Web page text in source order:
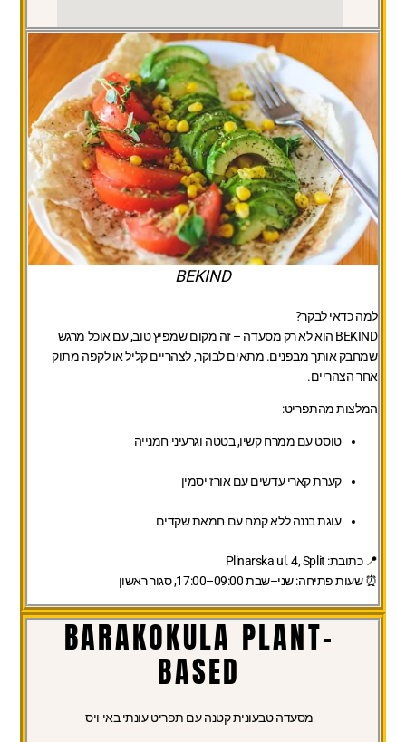
BEKIND
למה כדאי לבקר?
BEKIND הוא לא רק מסעדה – זה מקום שמפיץ טוב, עם אוכל מרגש
שמחבק אותך מבפנים. מתאים לבוקר, לצהריים קליל או לקפה מתוק
אחר הצהריים.
המלצות מהתפריט:
טוסט עם ממרח קשיו, בטטה וגרעיני חמנייה
קערת קארי עדשים עם אורז יסמין
עוגת בננה ללא קמח עם חמאת שקדים
📍 כתובת: Plinarska ul. 4, Split
⏰ שעות פתיחה: שני–שבת 09:00–17:00, סגור ראשון
BARAKOKULA PLANT-
BASED
מסעדה טבעונית קטנה עם תפריט עונתי באי ויס